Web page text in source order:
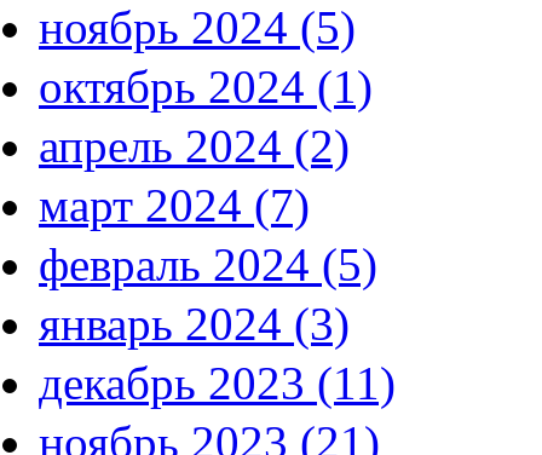
ноябрь 2024 (5)
октябрь 2024 (1)
апрель 2024 (2)
март 2024 (7)
февраль 2024 (5)
январь 2024 (3)
декабрь 2023 (11)
ноябрь 2023 (21)